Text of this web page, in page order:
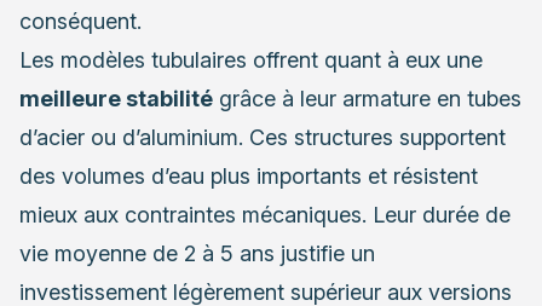
conséquent.
Les modèles tubulaires offrent quant à eux une
meilleure stabilité grâce à leur armature en tubes
d’acier ou d’aluminium. Ces structures supportent
des volumes d’eau plus importants et résistent
mieux aux contraintes mécaniques. Leur durée de
vie moyenne de 2 à 5 ans justifie un
investissement légèrement supérieur aux versions